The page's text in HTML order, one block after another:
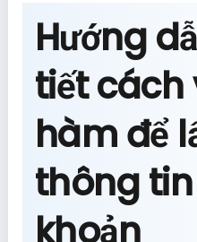
Hướng
tiết cách
hàm để
thông
khoản